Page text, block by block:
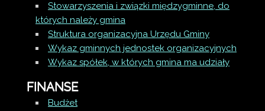
Stowarzyszenia i związki międzygminne, do
których należy gmina
Struktura organizacyjna Urzędu Gminy
Wykaz gminnych jednostek organizacyjnych
Wykaz spółek, w których gmina ma udziały
FINANSE
Budżet